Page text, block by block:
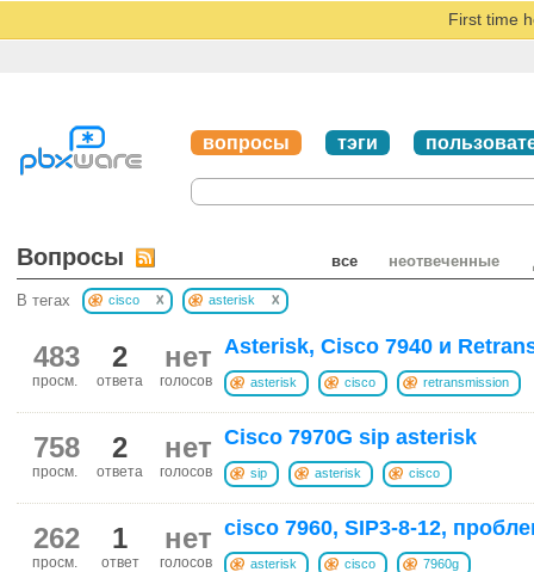
First time
вопросы тэги
все неотвеченные
Вопросы
В тегах cisco x asterisk x
нет
голосов
2
ответа
483
просм.
Asterisk, Cisco 7940 и
asterisk cisco retransmission
нет
голосов
2
ответа
758
просм.
Cisco 7970G sip asterisk
sip asterisk cisco
нет
голосов
1
ответ
262
просм.
cisco 7960, SIP3-8-12,
asterisk cisco 7960g